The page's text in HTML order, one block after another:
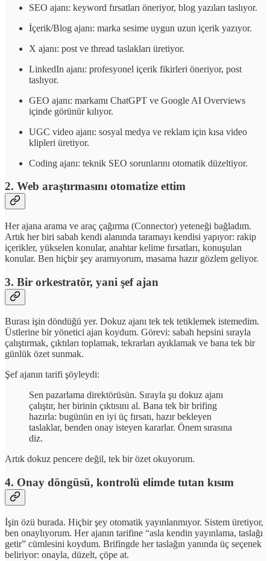
SEO ajanı: keyword fırsatları öneriyor, blog yazıları taslıyor.
İçerik/Blog ajanı: marka sesime uygun uzun içerik yazıyor.
X ajanı: post ve thread taslakları üretiyor.
LinkedIn ajanı: profesyonel içerik fikirleri öneriyor, post
taslıyor.
GEO ajanı: markamı ChatGPT ve Google AI Overviews
içinde görünür kılıyor.
UGC video ajanı: sosyal medya ve reklam için kısa video
klipleri üretiyor.
Coding ajanı: teknik SEO sorunlarını otomatik düzeltiyor.
2. Web araştırmasını otomatize ettim
Her ajana arama ve araç çağırma (Connector) yeteneği bağladım.
Artık her biri sabah kendi alanında taramayı kendisi yapıyor: rakip
içerikler, yükselen konular, anahtar kelime fırsatları, konuşulan
konular. Ben hiçbir şey aramıyorum, masama hazır gözlem geliyor.
3. Bir orkestratör, yani şef ajan
Burası işin döndüğü yer. Dokuz ajanı tek tek tetiklemek istemedim.
Üstlerine bir yönetici ajan koydum. Görevi: sabah hepsini sırayla
çalıştırmak, çıktıları toplamak, tekrarları ayıklamak ve bana tek bir
günlük özet sunmak.
Şef ajanın tarifi şöyleydi:
Sen pazarlama direktörüsün. Sırayla şu dokuz ajanı
çalıştır, her birinin çıktısını al. Bana tek bir brifing
hazırla: bugünün en iyi üç fırsatı, hazır bekleyen
taslaklar, benden onay isteyen kararlar. Önem sırasına
diz.
Artık dokuz pencere değil, tek bir özet okuyorum.
4. Onay döngüsü, kontrolü elimde tutan kısım
İşin özü burada. Hiçbir şey otomatik yayınlanmıyor. Sistem üretiyor,
ben onaylıyorum. Her ajanın tarifine “asla kendin yayınlama, taslağı
getir” cümlesini koydum. Brifingde her taslağın yanında üç seçenek
beliriyor: onayla, düzelt, çöpe at.